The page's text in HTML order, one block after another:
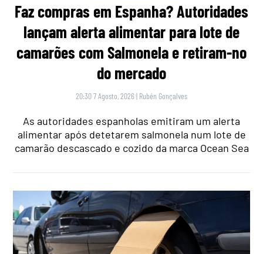
Faz compras em Espanha? Autoridades
lançam alerta alimentar para lote de
camarões com Salmonela e retiram-no
do mercado
20:30 7 Agosto, 2026 | Rubén Gonçalves
As autoridades espanholas emitiram um alerta
alimentar após detetarem salmonela num lote de
camarão descascado e cozido da marca Ocean Sea